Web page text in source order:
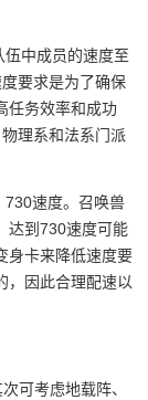
中成员的速度至
要求是为了确保
任务效率和成功
理系和法系门派
730速度。召唤兽
达到730速度可能
身卡来降低速度要
，因此合理配速以
可考虑地载阵、